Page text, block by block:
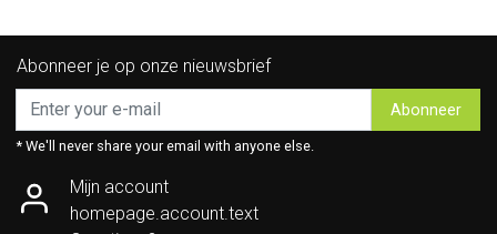
Abonneer je op onze nieuwsbrief
Abonneer
* We'll never share your email with anyone else.
Mijn account
homepage.account.text